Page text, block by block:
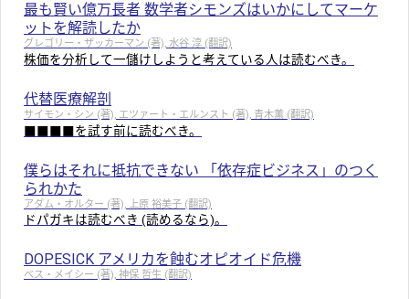
最も賢い億万長者 数学者シモンズはいかにしてマーケ
ットを解読したか
グレゴリー・ザッカーマン (著), 水谷 淳 (翻訳)
株価を分析して一儲けしようと考えている人は読むべき。
代替医療解剖
サイモン・シン (著), エツァート・エルンスト (著), 青木薫 (翻訳)
■■■■を試す前に読むべき。
僕らはそれに抵抗できない 「依存症ビジネス」のつく
られかた
アダム・オルター (著), 上原 裕美子 (翻訳)
ドパガキは読むべき (読めるなら)。
DOPESICK アメリカを蝕むオピオイド危機
ベス・メイシー (著), 神保 哲生 (翻訳)